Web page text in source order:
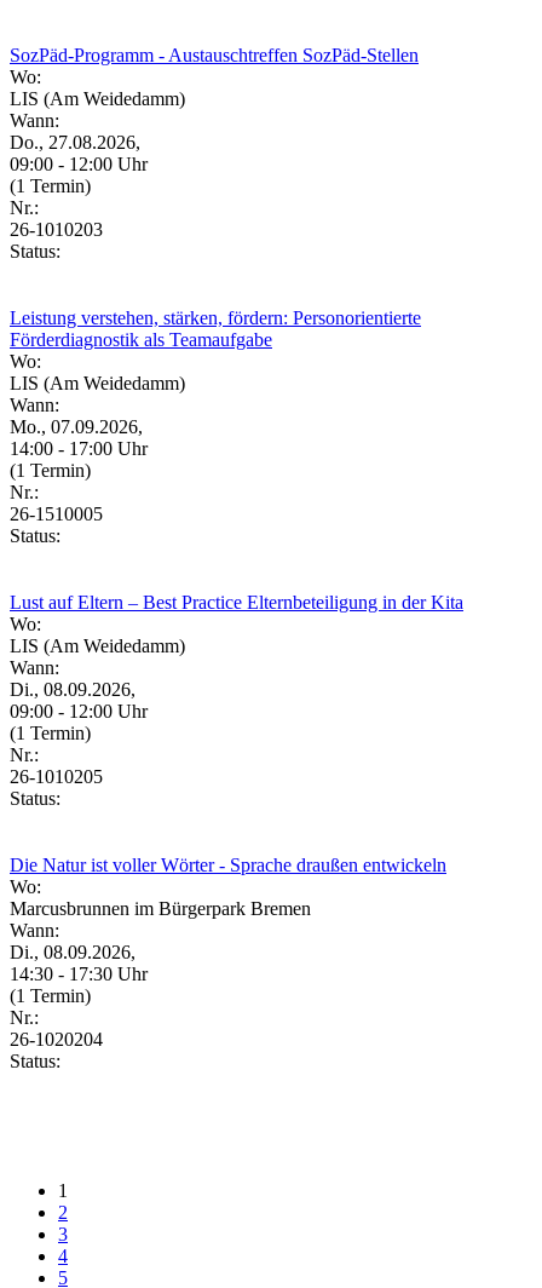
SozPäd-Programm - Austauschtreffen SozPäd-Stellen
Wo:
LIS (Am Weidedamm)
Wann:
Do., 27.08.2026,
09:00 - 12:00 Uhr
(1 Termin)
Nr.:
26-1010203
Status:
Leistung verstehen, stärken, fördern: Personorientierte
Förderdiagnostik als Teamaufgabe
Wo:
LIS (Am Weidedamm)
Wann:
Mo., 07.09.2026,
14:00 - 17:00 Uhr
(1 Termin)
Nr.:
26-1510005
Status:
Lust auf Eltern – Best Practice Elternbeteiligung in der Kita
Wo:
LIS (Am Weidedamm)
Wann:
Di., 08.09.2026,
09:00 - 12:00 Uhr
(1 Termin)
Nr.:
26-1010205
Status:
Die Natur ist voller Wörter - Sprache draußen entwickeln
Wo:
Marcusbrunnen im Bürgerpark Bremen
Wann:
Di., 08.09.2026,
14:30 - 17:30 Uhr
(1 Termin)
Nr.:
26-1020204
Status:
1
2
3
4
5